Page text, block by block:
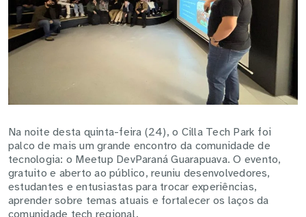
Na noite desta quinta-feira (24), o Cilla Tech Park foi
palco de mais um grande encontro da comunidade de
tecnologia: o Meetup DevParaná Guarapuava. O evento,
gratuito e aberto ao público, reuniu desenvolvedores,
estudantes e entusiastas para trocar experiências,
aprender sobre temas atuais e fortalecer os laços da
comunidade tech regional.